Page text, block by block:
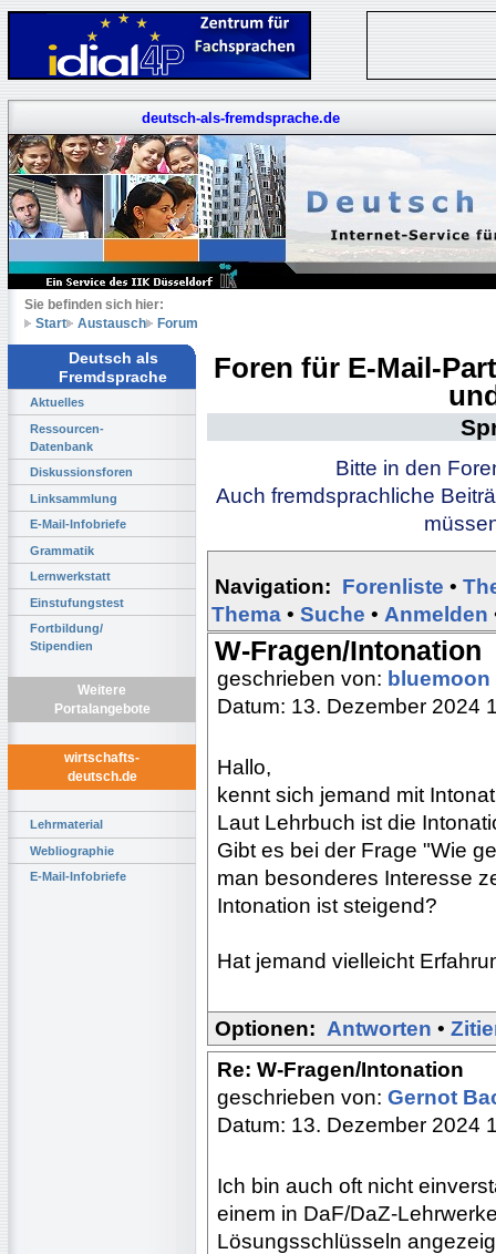
deutsch-als-fremdsprache.de
Sie befinden sich hier:
Start
Austausch Forum
Deutsch als
Fremdsprache
Aktuelles
Ressourcen-
Datenbank
Diskussionsforen
Linksammlung
E-Mail-Infobriefe
Grammatik
Lernwerkstatt
Einstufungstest
Fortbildung/
Stipendien
Weitere
Portalangebote
wirtschafts-
deutsch.de
Lehrmaterial
Webliographie
E-Mail-Infobriefe
Foren für E-Mail-
Bitte in den
Auch fremdsprachliche
Navigation: Forenliste •
Thema • Suche • Anmelden
W-Fragen/Intonation
geschrieben von: bluemoon
Datum: 13. Dezember 2024
Hallo,
kennt sich jemand mit
Laut Lehrbuch ist die
Gibt es bei der Frage "Wie
man besonderes Interesse
Intonation ist steigend?
Hat jemand vielleicht
Optionen: Antworten •
Re: W-Fragen/Intonation
geschrieben von: Gernot
Datum: 13. Dezember 2024
Ich bin auch oft nicht
einem in DaF/DaZ-
Lösungsschlüsseln